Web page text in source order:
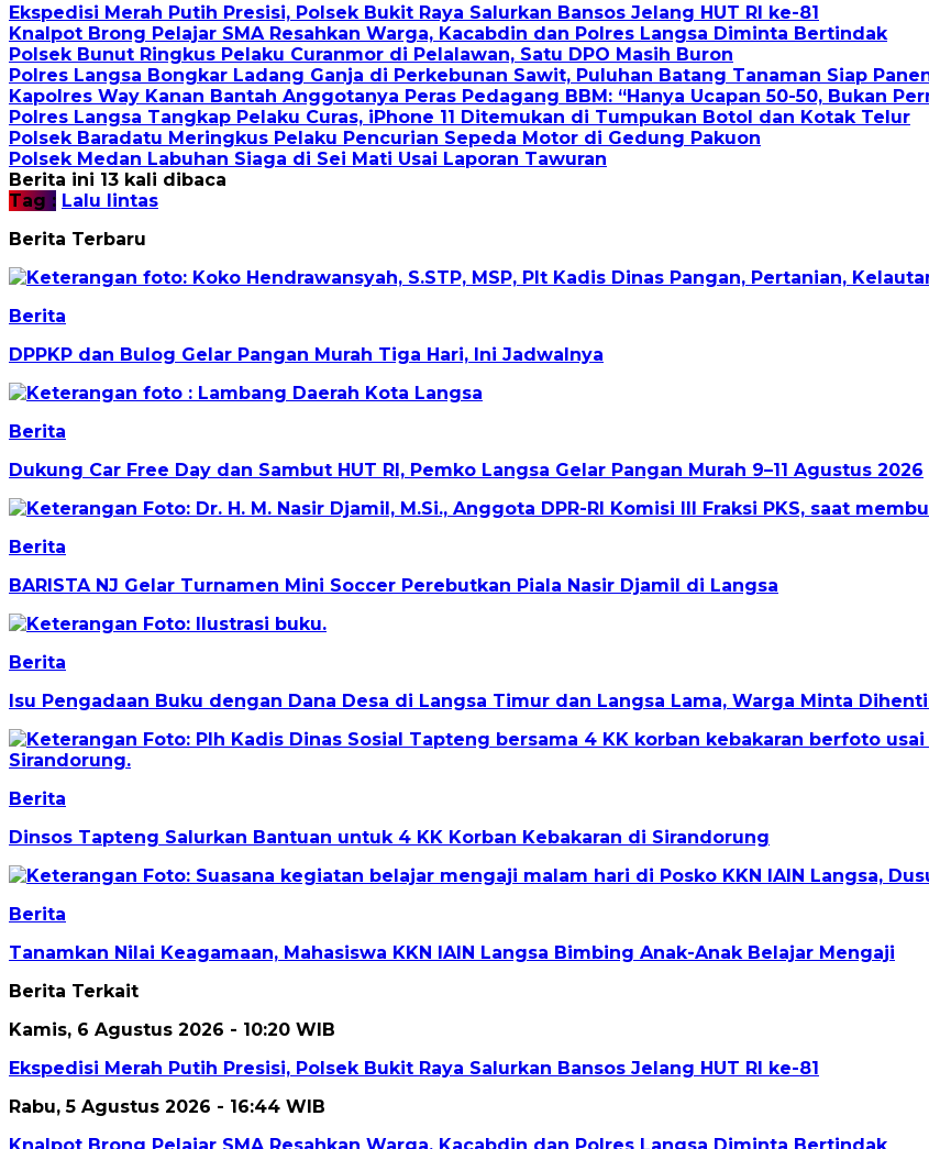
Ekspedisi Merah Putih Presisi, Polsek Bukit Raya Salurkan Bansos Jelang HUT RI ke-81
Knalpot Brong Pelajar SMA Resahkan Warga, Kacabdin dan Polres Langsa Diminta Bertindak
Polsek Bunut Ringkus Pelaku Curanmor di Pelalawan, Satu DPO Masih Buron
Polres Langsa Bongkar Ladang Ganja di Perkebunan Sawit, Puluhan Batang Tanaman Siap
Kapolres Way Kanan Bantah Anggotanya Peras Pedagang BBM: “Hanya Ucapan 50-50, Bukan
Polres Langsa Tangkap Pelaku Curas, iPhone 11 Ditemukan di Tumpukan Botol dan Kotak Telur
Polsek Baradatu Meringkus Pelaku Pencurian Sepeda Motor di Gedung Pakuon
Polsek Medan Labuhan Siaga di Sei Mati Usai Laporan Tawuran
Berita ini 13 kali dibaca
Tag : Lalu lintas
Berita Terbaru
Berita
DPPKP dan Bulog Gelar Pangan Murah Tiga Hari, Ini Jadwalnya
Berita
Dukung Car Free Day dan Sambut HUT RI, Pemko Langsa Gelar Pangan Murah 9–11 Agustus 2026
Berita
BARISTA NJ Gelar Turnamen Mini Soccer Perebutkan Piala Nasir Djamil di Langsa
Berita
Isu Pengadaan Buku dengan Dana Desa di Langsa Timur dan Langsa Lama, Warga Minta
Berita
Dinsos Tapteng Salurkan Bantuan untuk 4 KK Korban Kebakaran di Sirandorung
Berita
Tanamkan Nilai Keagamaan, Mahasiswa KKN IAIN Langsa Bimbing Anak-Anak Belajar Mengaji
Berita Terkait
Kamis, 6 Agustus 2026 - 10:20 WIB
Ekspedisi Merah Putih Presisi, Polsek Bukit Raya Salurkan Bansos Jelang HUT RI ke-81
Rabu, 5 Agustus 2026 - 16:44 WIB